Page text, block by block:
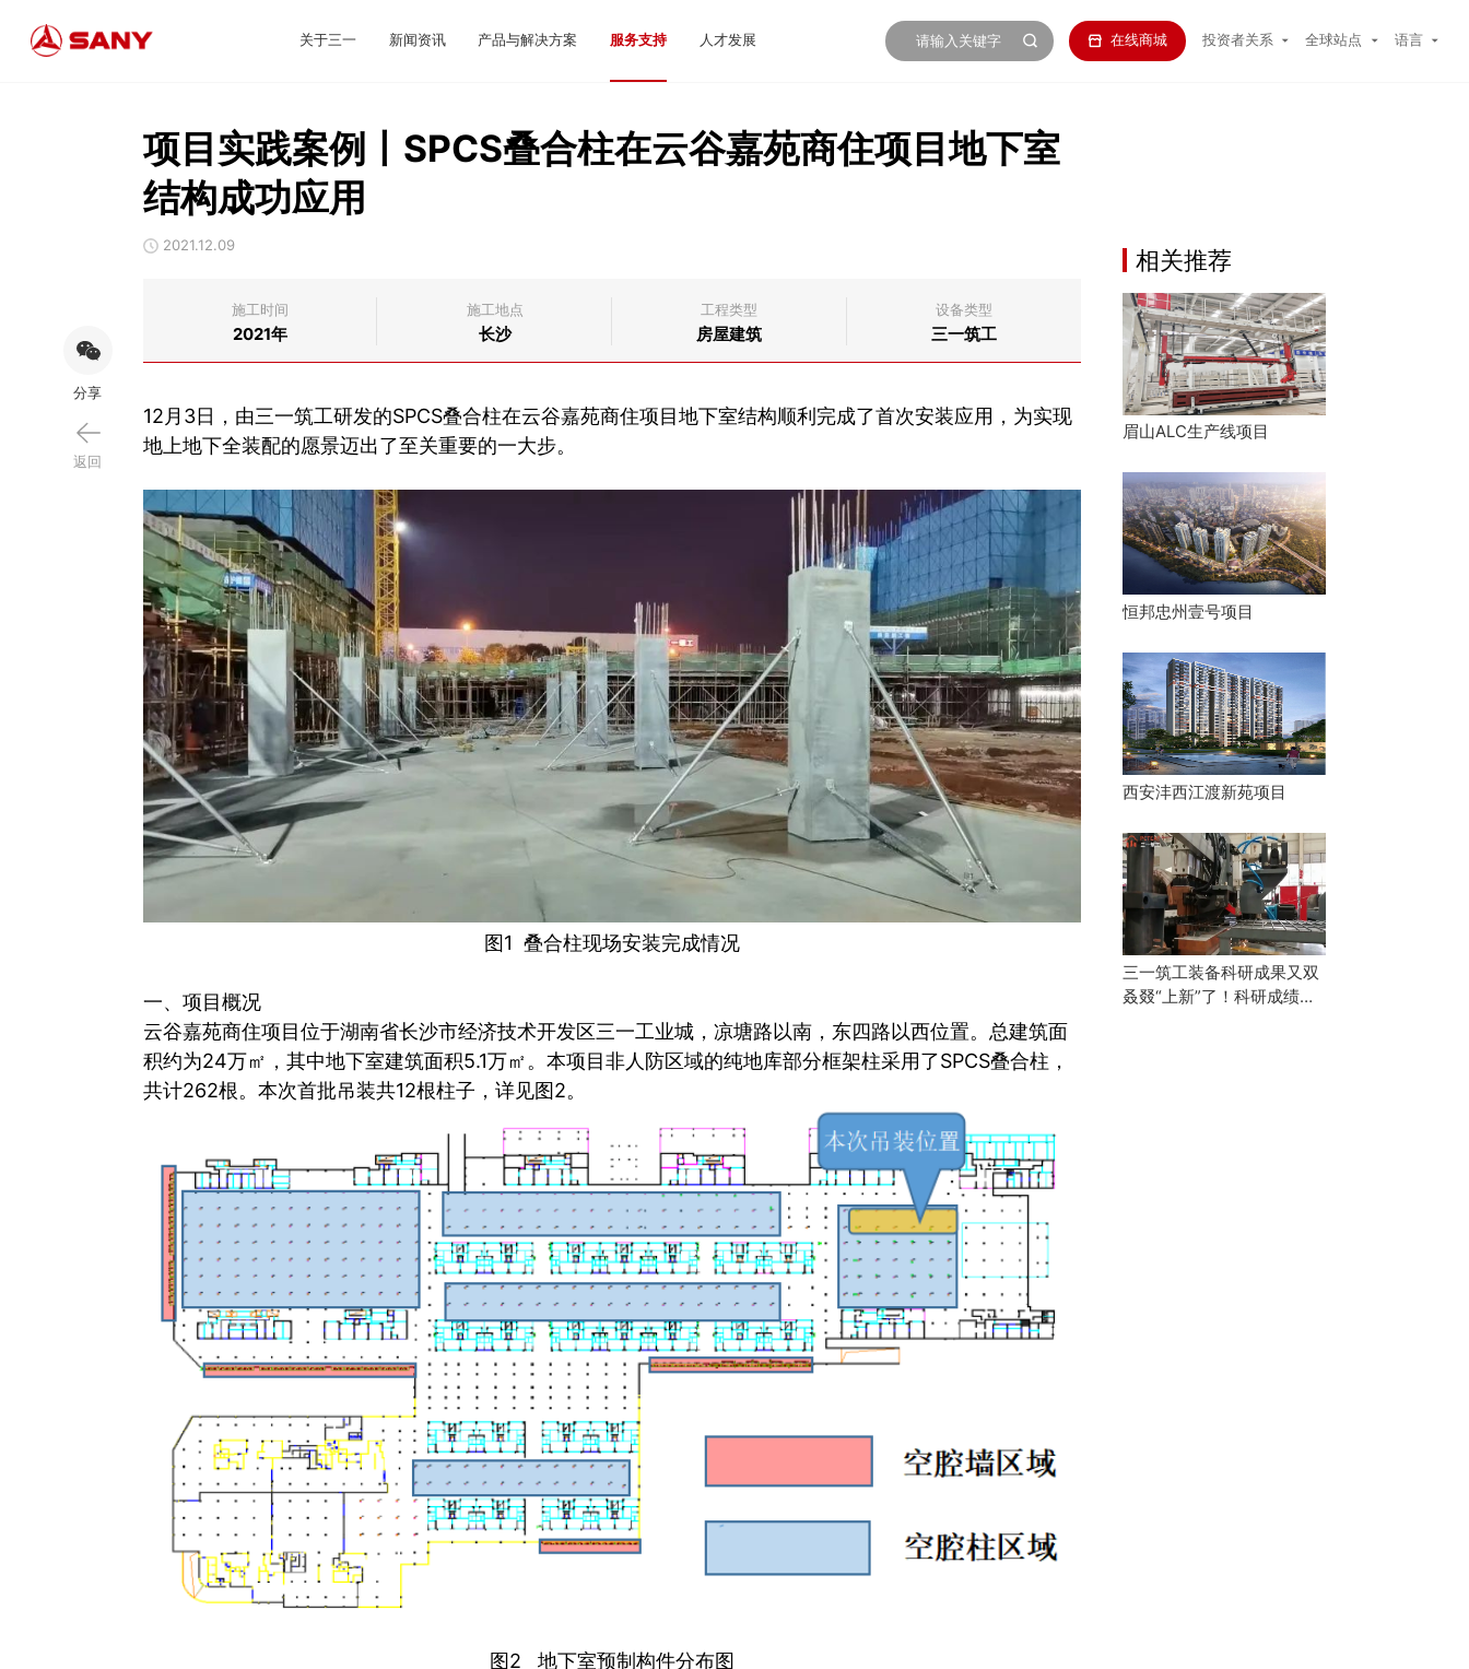
关于三一 新闻资讯 产品与解决方案 服务支持 人才发展 在线商城 投资者关系 全球站点 语言
项目实践案例丨SPCS叠合柱在云谷嘉苑商住项目地下室
结构成功应用
2021.12.09
施工时间
2021年
施工地点
长沙
工程类型
房屋建筑
设备类型
三一筑工
12月3日，由三一筑工研发的SPCS叠合柱在云谷嘉苑商住项目地下室结构顺利完成了首次安装应用，为实现
地上地下全装配的愿景迈出了至关重要的一大步。
图1 叠合柱现场安装完成情况
一、项目概况
云谷嘉苑商住项目位于湖南省长沙市经济技术开发区三一工业城，凉塘路以南，东四路以西位置。总建筑面
积约为24万㎡，其中地下室建筑面积5.1万㎡。本项目非人防区域的纯地库部分框架柱采用了SPCS叠合柱，
共计262根。本次首批吊装共12根柱子，详见图2。
图2 地下室预制构件分布图
分享
返回
相关推荐
眉山ALC生产线项目
恒邦忠州壹号项目
西安沣西江渡新苑项目
三一筑工装备科研成果又双
叒叕“上新”了！科研成绩再